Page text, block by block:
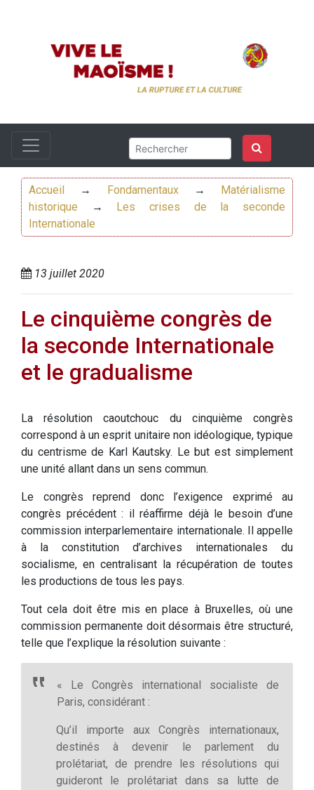
Accueil → Fondamentaux→
Matérialisme
historique →
Les crises de la seconde
Internationale
13 juillet 2020
Le cinquième congrès de
la seconde Internationale
et le gradualisme
La résolution caoutchouc du cinquième congrès
correspond à un esprit unitaire non idéologique, typique
du centrisme de Karl Kautsky. Le but est simplement
une unité allant dans un sens commun.
Le congrès reprend donc l’exigence exprimé au
congrès précédent : il réaffirme déjà le besoin d’une
commission interparlementaire internationale. Il appelle
à la constitution d’archives internationales du
socialisme, en centralisant la récupération de toutes
les productions de tous les pays.
Tout cela doit être mis en place à Bruxelles, où une
commission permanente doit désormais être structuré,
telle que l’explique la résolution suivante :
« Le Congrès international socialiste de
Paris, considérant :
Qu’il importe aux Congrès internationaux,
destinés à devenir le parlement du
prolétariat, de prendre les résolutions qui
guideront le prolétariat dans sa lutte de